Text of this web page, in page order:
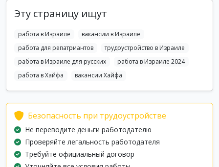
Эту страницу ищут
работа в Израиле
вакансии в Израиле
работа для репатриантов
трудоустройство в Израиле
работа в Израиле для русских
работа в Израиле 2024
работа в Хайфа
вакансии Хайфа
Безопасность при трудоустройстве
Не переводите деньги работодателю
Проверяйте легальность работодателя
Требуйте официальный договор